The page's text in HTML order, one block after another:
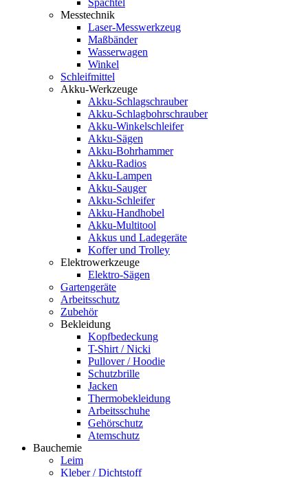
Spachtel
Messtechnik
Laser-Messwerkzeug
Maßbänder
Wasserwagen
Winkel
Schleifmittel
Akku-Werkzeuge
Akku-Schlagschrauber
Akku-Schlagbohrschrauber
Akku-Winkelschleifer
Akku-Sägen
Akku-Bohrhammer
Akku-Radios
Akku-Lampen
Akku-Sauger
Akku-Schleifer
Akku-Handhobel
Akku-Multitool
Akkus und Ladegeräte
Koffer und Trolley
Elektrowerkzeuge
Elektro-Sägen
Gartengeräte
Arbeitsschutz
Zubehör
Bekleidung
Kopfbedeckung
T-Shirt / Nicki
Pullover / Hoodie
Schutzbrille
Jacken
Thermobekleidung
Arbeitsschuhe
Gehörschutz
Atemschutz
Bauchemie
Leim
Kleber / Dichtstoff